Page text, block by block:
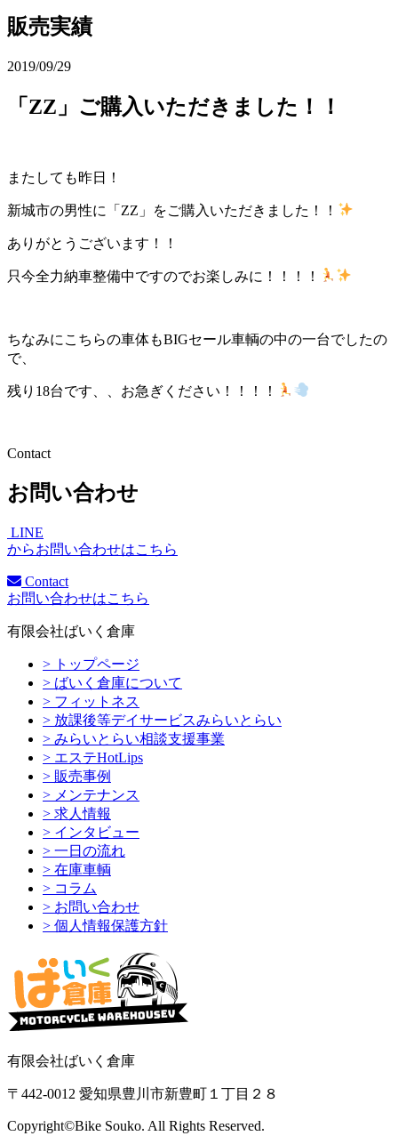
販売実績
2019/09/29
「ZZ」ご購入いただきました！！
またしても昨日！
新城市の男性に「ZZ」をご購入いただきました！！
ありがとうございます！！
只今全力納車整備中ですのでお楽しみに！！！！
ちなみにこちらの車体もBIGセール車輌の中の一台でしたの
で、
残り18台です、、お急ぎください！！！！
Contact
お問い合わせ
LINE
からお問い合わせはこちら
Contact
お問い合わせはこちら
有限会社ばいく倉庫
> トップページ
> ばいく倉庫について
> フィットネス
> 放課後等デイサービスみらいとらい
> みらいとらい相談支援事業
> エステHotLips
> 販売事例
> メンテナンス
> 求人情報
> インタビュー
> 一日の流れ
> 在庫車輌
> コラム
> お問い合わせ
> 個人情報保護方針
有限会社ばいく倉庫
〒442-0012 愛知県豊川市新豊町１丁目２８
Copyright©Bike Souko. All Rights Reserved.